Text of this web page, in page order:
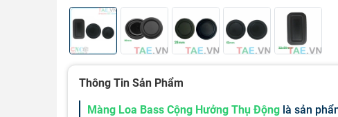
Thông Tin Sản Phẩm
Màng Loa Bass Cộng Hưởng Thụ Động là sản